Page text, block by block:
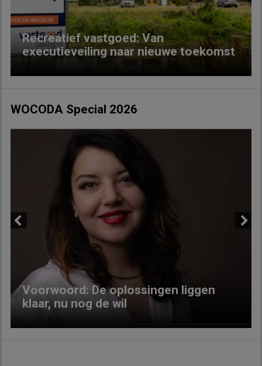
Recreatief vastgoed: Van
executieveiling naar nieuwe toekomst
WOCODA Special 2026
Voorwoord: De oplossingen liggen
klaar, nu nog de wil